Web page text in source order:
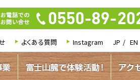
よくある質問 Instagram JP EN